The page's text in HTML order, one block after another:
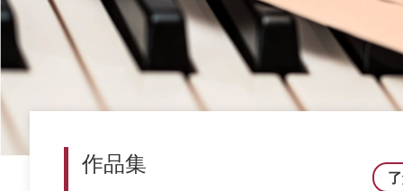
作品集